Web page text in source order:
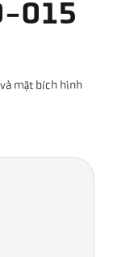
015
mặt bích hình